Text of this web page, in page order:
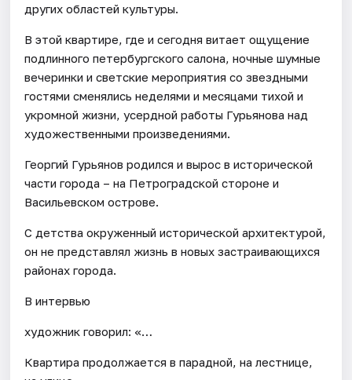
других областей культуры.
В этой квартире, где и сегодня витает ощущение
подлинного петербургского салона, ночные шумные
вечеринки и светские мероприятия со звездными
гостями сменялись неделями и месяцами тихой и
укромной жизни, усердной работы Гурьянова над
художественными произведениями.
Георгий Гурьянов родился и вырос в исторической
части города – на Петроградской стороне и
Васильевском острове.
С детства окруженный исторической архитектурой,
он не представлял жизнь в новых застраивающихся
районах города.
В интервью
художник говорил: «…
Квартира продолжается в парадной, на лестнице,